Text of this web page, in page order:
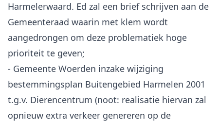
Harmelerwaard. Ed zal een brief schrijven aan de
Gemeenteraad waarin met klem wordt
aangedrongen om deze problematiek hoge
prioriteit te geven;
- Gemeente Woerden inzake wijziging
bestemmingsplan Buitengebied Harmelen 2001
t.g.v. Dierencentrum (noot: realisatie hiervan zal
opnieuw extra verkeer genereren op de